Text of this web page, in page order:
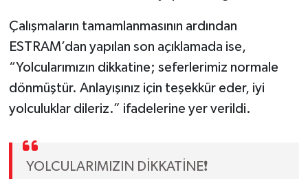
Çalışmaların tamamlanmasının ardından
ESTRAM’dan yapılan son açıklamada ise,
“Yolcularımızın dikkatine; seferlerimiz normale
dönmüştür. Anlayışınız için teşekkür eder, iyi
yolculuklar dileriz.” ifadelerine yer verildi.
YOLCULARIMIZIN DİKKATİNE❗️